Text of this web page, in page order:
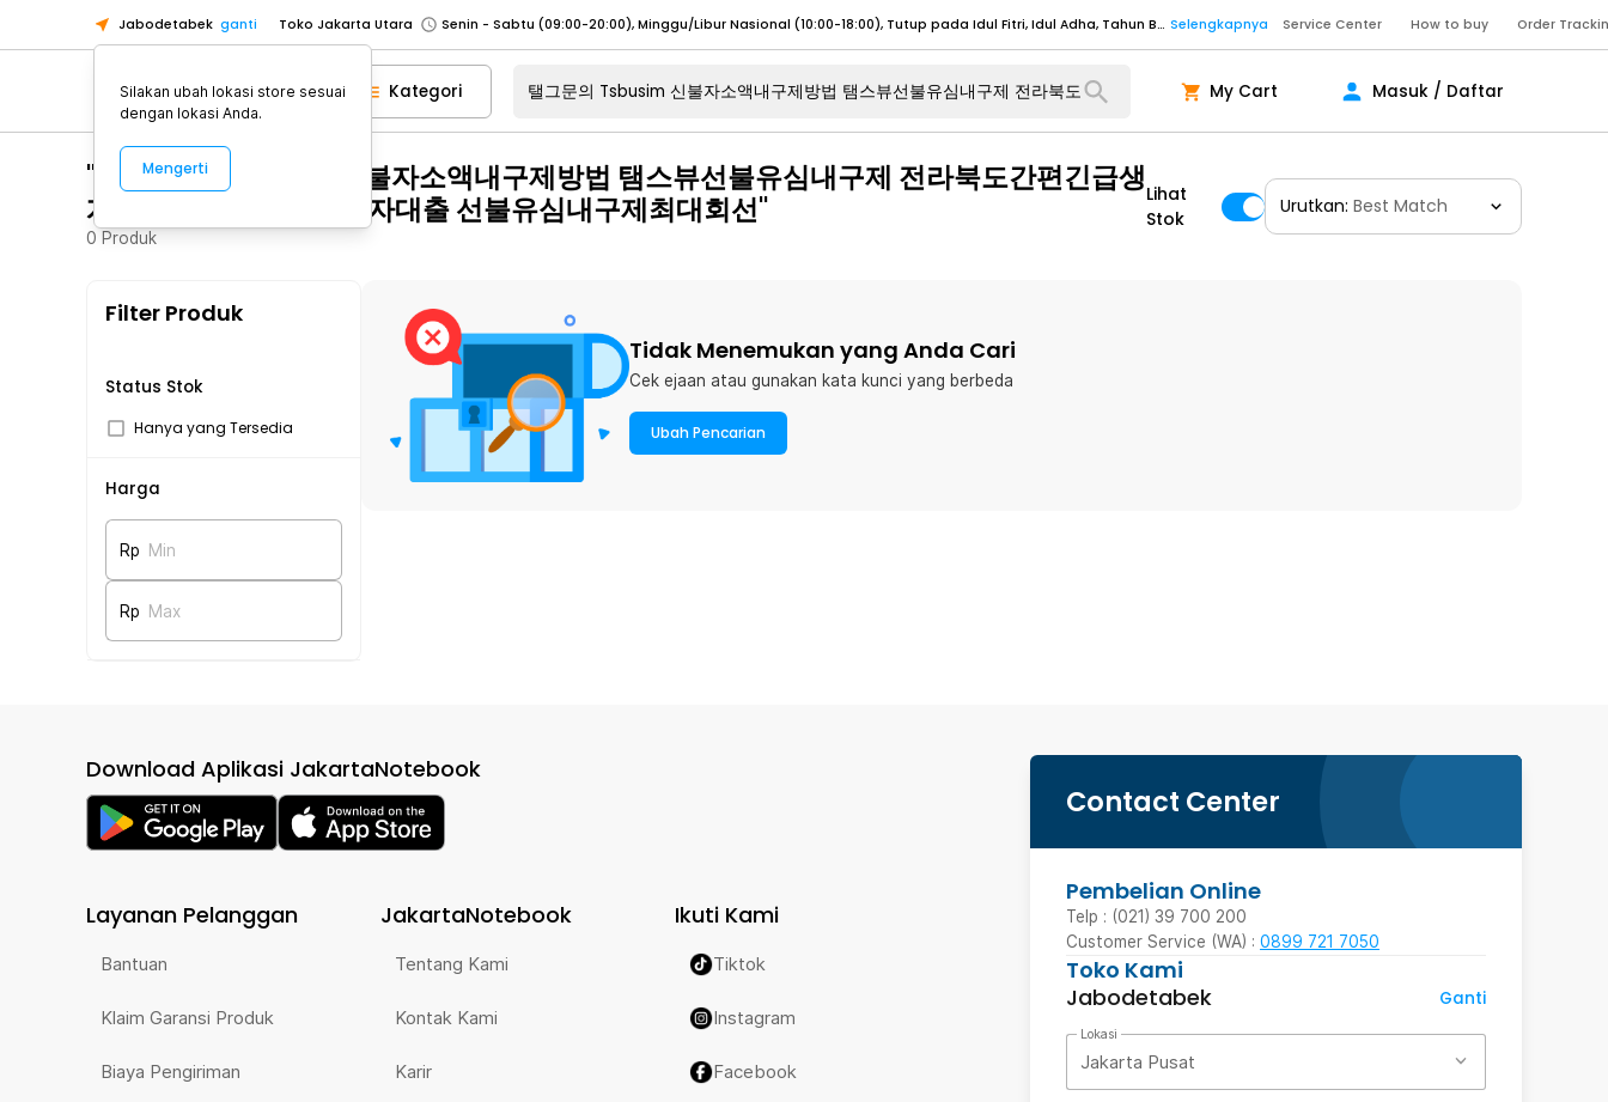
Jabodetabek ganti
Toko Tangerang
Senin - Sabtu (09:00-20:00), Minggu/Libur Nasional (10:00-18:00), Tutup pada Idul Fitri, Idul Adha, Tahun Baru Selengkapnya
Toko Cikupa
Selengkapnya
Pick n Go Jakarta Barat
Senin - Jumat (07:00 - 20:00), Sabtu - Minggu (08:00 - 20:00), Tutup pada Idul Fitri
Pick n Go Depok
Senin - Jumat (08:00 - 20:00), Sabtu - Minggu/ Libur Nasional (08:00 - 17:00)
Selengkapnya
Toko Jakarta Pusat
Senin - Sabtu (09:00-20:00), Minggu/Libur Nasional (12:00-20:00), Tutup pada Idul Fitri
Pick n Go Jakarta Barat
Senin - Jumat (07:00 - 20:00), Sabtu - Minggu (08:00 - 20:00), Tutup pada Idul Fitri
Senin - Jumat (08:00 - 20:00), Sabtu - Minggu/ Libur Nasional (08:00 - 17:00)
Senin - Jumat (08:00 - 20:00), Sabtu - Minggu/ Libur Nasional (08:00 - 17:00)
Service Center How to buy Order
Kategori My Cart Masuk / Daftar
"탤그문의 Tsbusim 신불자소액내구제방법 탬스뷰선불유심내구제 전라북도간편긴급생
계자금지원 직장인연체자대출 선불유심내구제최대회선"
0 Produk
Lihat
Stok
Urutkan: Best Match
Filter Produk
Status Stok
Hanya yang Tersedia
Harga
Rp Min
Rp Max
Tidak Menemukan yang Anda Cari
Cek ejaan atau gunakan kata kunci yang berbeda
Ubah Pencarian
Contact Center
Pembelian Online
Telp : (021) 39 700 200
Customer Service (WA) : 0899 721 7050
Toko Kami
Jabodetabek
Ganti
Lokasi
Jakarta Pusat
Download Aplikasi JakartaNotebook
Layanan Pelanggan
Bantuan
Klaim Garansi Produk
Biaya Pengiriman
JakartaNotebook
Tentang Kami
Kontak Kami
Karir
Ikuti Kami
Tiktok
Instagram
Facebook
Silakan ubah lokasi store sesuai
dengan lokasi Anda.
Mengerti